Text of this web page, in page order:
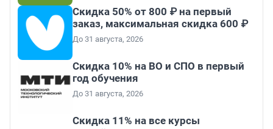
Скидка 50% от 800 ₽ на первый
заказ, максимальная скидка 600 ₽
До 31 августа, 2026
Скидка 10% на ВО и СПО в первый
год обучения
До 31 августа, 2026
Скидка 11% на все курсы